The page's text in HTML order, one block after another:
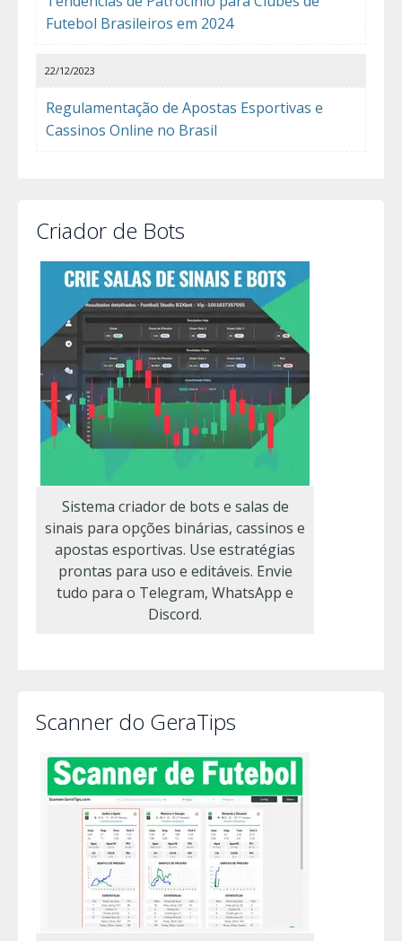
Futebol Brasileiros em 2024
Regulamentação de Apostas Esportivas e
Cassinos Online no Brasil
22/12/2023
Criador de Bots
Sistema criador de bots e salas de
sinais para opções binárias, cassinos e
apostas esportivas. Use estratégias
prontas para uso e editáveis. Envie
tudo para o Telegram, WhatsApp e
Discord.
Scanner do GeraTips